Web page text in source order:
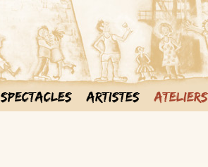
Spectacles Artistes Ateliers